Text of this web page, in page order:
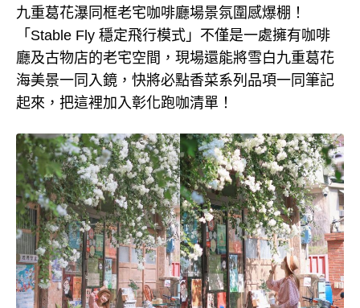
九重葛花瀑同框老宅咖啡廳場景氛圍感爆棚！
「Stable Fly 穩定飛行模式」不僅是一處擁有咖啡
廳及古物店的老宅空間，現場還能將雪白九重葛花
海美景一同入鏡，快將必點香菜系列品項一同筆記
起來，把這裡加入彰化跑咖清單！